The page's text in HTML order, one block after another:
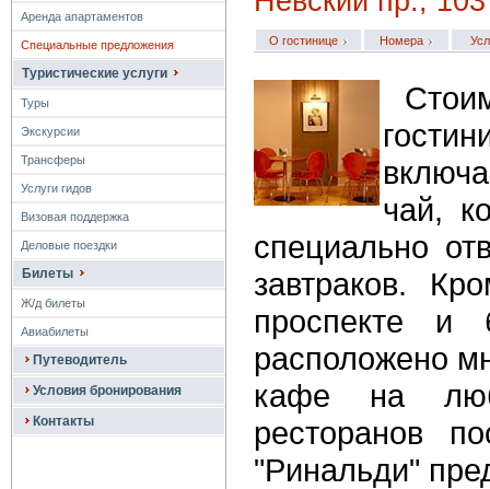
Аренда апартаментов
Специальные предложения
Туристические услуги
Туры
Экскурсии
Трансферы
Услуги гидов
Визовая поддержка
Деловые поездки
Билеты
Ж/д билеты
Авиабилеты
Путеводитель
Условия бронирования
Контакты
О гостинице Номера
чай,
специально
завтраков.
проспекте и
расположено
кафе на
ресторанов
"Ринальди"